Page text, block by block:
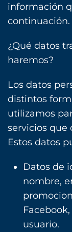
información
continuación.
¿Qué datos
haremos?
Los datos
distintos
utilizamos
servicios que
Estos datos
Datos de
nombre,
usuario.